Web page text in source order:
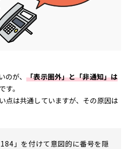
のが、「表示圏外」と「非通知」は
す。
点は共通していますが、その原因は
」を付けて意図的に番号を隠